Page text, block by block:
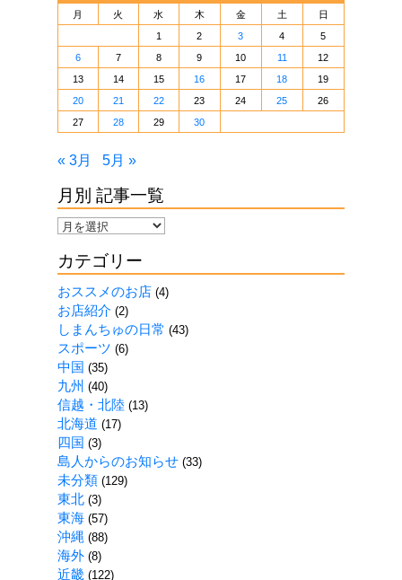
月 火 水 木 金 土
日
1
2 3 4
5
6
7 8 9 10 11
12
13
14 15 16 17 18
19
20
21 22 23 24 25
26
27
28 29 30
« 3月 5月 »
月別 記事一覧
月
記
事
一
覧
カテゴリー
おススメのお店(4)
お店紹介 (2)
しまんちゅの日常 (43)
スポーツ (6)
中国 (35)
九州 (40)
信越・北陸(13)
北海道 (17)
四国 (3)
島人からのお知らせ(33)
未分類(129)
東北(3)
東海(57)
沖縄 (88)
海外(8)
近畿(122)